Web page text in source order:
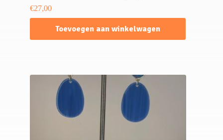
€27,00
Toevoegen aan winkelwagen